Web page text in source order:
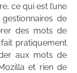
ce qui est l’une
de
des mots de
pratiquement
aux mots de
et rien de